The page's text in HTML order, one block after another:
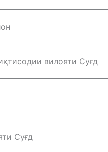
вилояти Суғд
Суғд